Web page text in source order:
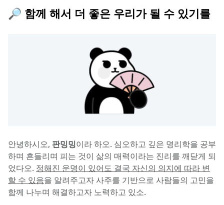
🔎 함께 해서 더 좋은 우리가 될 수 있기를
안녕하시오, 판밍밍이라 하오. 심오하고 깊은 명리학을 공부
하며 흔들리며 피는 것이 삶의 매력이라는 진리를 깨닫게 되
었다오. 정해진 운명이 있어도 결국 자신의 의지에 따라 변
할 수 있음을 알려주고자 사주를 기반으로 사람들의 고민을
함께 나누며 해결하고자 노력하고 있소.